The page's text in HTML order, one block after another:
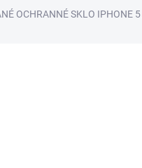
OCHRANNÉ SKLO IPHONE